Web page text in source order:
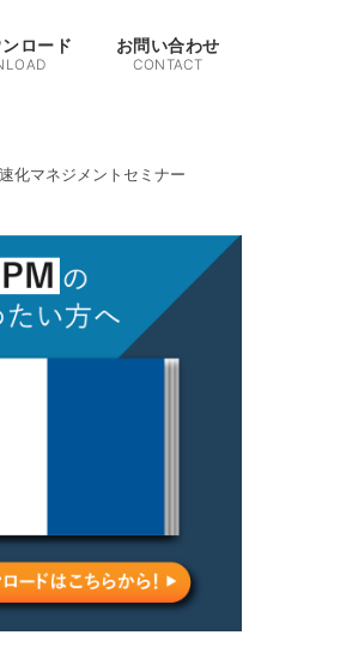
ロード お問い合わせ
CONTACT
化マネジメントセミナー